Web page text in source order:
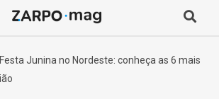
Festa Junina no Nordeste: conheça as 6 mais